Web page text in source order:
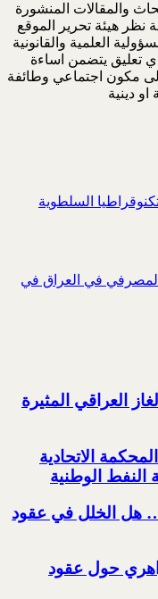
والمقالات المنشورة
هيئة تحرير الموقع
العلمية والقانونية
تعليق يتضمن اساءة
مكون اجتماعي وطائفة
دينية
السلطوية
في العراق في
العراقي المثيرة
الاتحادية
الوطنية
هل الخلل في عقود
حول عقود